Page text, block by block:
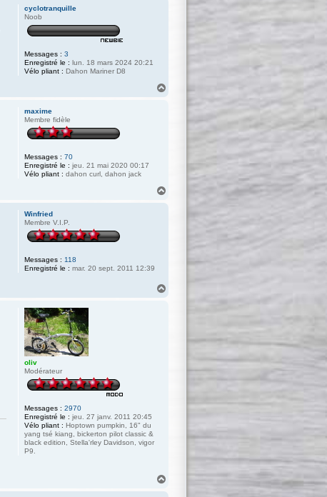
cyclotranquille
Noob
Messages : 3
Enregistré le : lun. 18 mars 2024 20:21
Vélo pliant : Dahon Mariner D8
maxime
Membre fidèle
Messages : 70
Enregistré le : jeu. 21 mai 2020 00:17
Vélo pliant : dahon curl, dahon jack
Winfried
Membre V.I.P.
Messages : 118
Enregistré le : mar. 20 sept. 2011 12:39
oliv
Modérateur
Messages : 2970
Enregistré le : jeu. 27 janv. 2011 20:45
Vélo pliant : Hoptown pumpkin, 16" du
yang tsé kiang, bickerton pilot classic &
black edition, Stella'rley Davidson, vigor
P9.